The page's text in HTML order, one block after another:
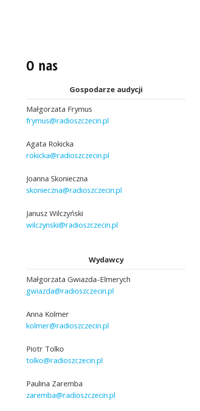
O nas
Gospodarze audycji
Małgorzata Frymus
frymus@radioszczecin.pl
Agata Rokicka
rokicka@radioszczecin.pl
Joanna Skonieczna
skonieczna@radioszczecin.pl
Janusz Wilczyński
wilczynski@radioszczecin.pl
Wydawcy
Małgorzata Gwiazda-Elmerych
gwiazda@radioszczecin.pl
Anna Kolmer
kolmer@radioszczecin.pl
Piotr Tolko
tolko@radioszczecin.pl
Paulina Zaremba
zaremba@radioszczecin.pl